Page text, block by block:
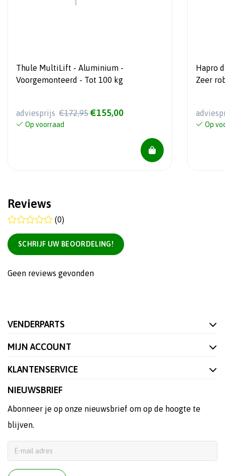
Thule MultiLift - Aluminium -
Voorgemonteerd - Tot 100 kg
adviesprijs €172,95 €155,00
Op voorraad
Hapro
Zeer
Op
Reviews
(0)
SCHRIJF UW BEOORDELING!
Geen reviews gevonden
VENDERPARTS
MIJN ACCOUNT
KLANTENSERVICE
NIEUWSBRIEF
Abonneer je op onze nieuwsbrief om op de hoogte te
blijven.